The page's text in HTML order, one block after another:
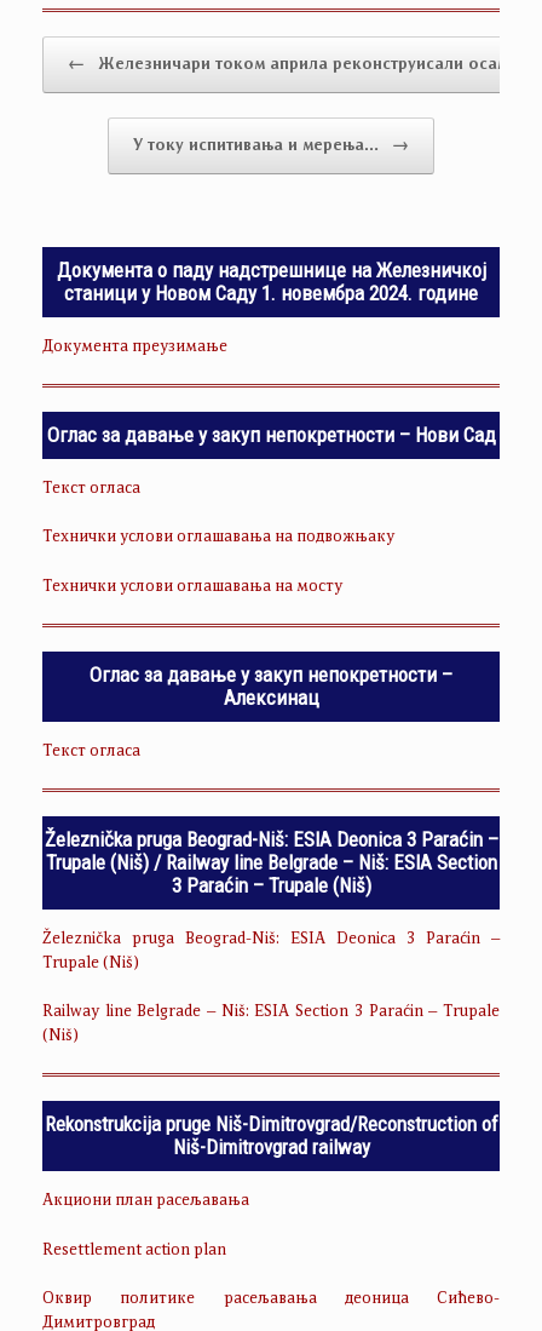
← Железничари током априла реконструисали осам…
У току испитивања и мерења… →
Документа о паду надстрешнице на Железничкој
станици у Новом Саду 1. новембра 2024. године
Документа преузимање
Оглас за давање у закуп непокретности – Нови Сад
Текст огласа
Технички услови оглашавања на подвожњаку
Технички услови оглашавања на мосту
Оглас за давање у закуп непокретности –
Алексинац
Текст огласа
Železnička pruga Beograd-Niš: ESIA Deonica 3 Paraćin –
Trupale (Niš) / Railway line Belgrade – Niš: ESIA Section
3 Paraćin – Trupale (Niš)
Železnička pruga Beograd-Niš: ESIA Deonica 3 Paraćin –
Trupale (Niš)
Railway line Belgrade – Niš: ESIA Section 3 Paraćin – Trupale
(Niš)
Rekonstrukcija pruge Niš-Dimitrovgrad/Reconstruction of
Niš-Dimitrovgrad railway
Акциони план расељавања
Resettlement action plan
Оквир политике расељавања деоница Сићево-
Димитровград